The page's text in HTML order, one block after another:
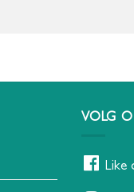
VOLG
Like